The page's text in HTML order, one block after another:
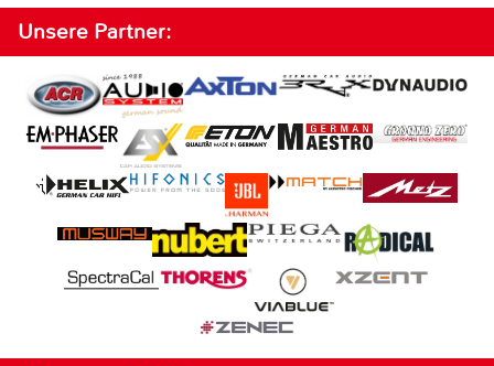
Unsere Partner: